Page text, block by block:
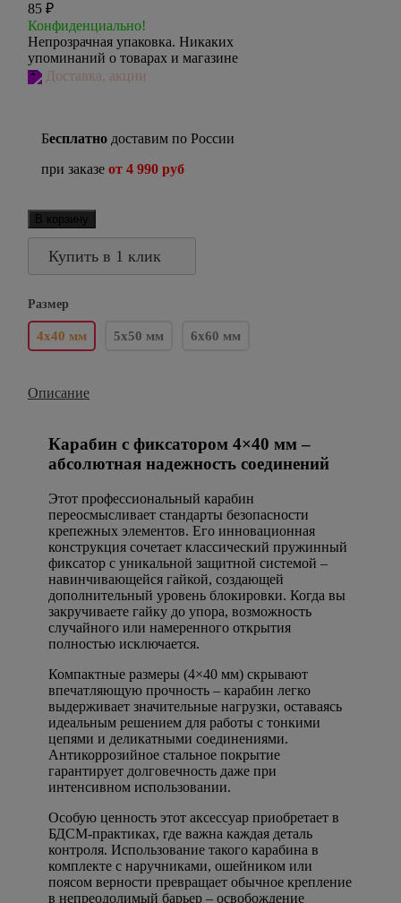
85 ₽
Конфиденциально!
Непрозрачная упаковка. Никаких
упоминаний о товарах и магазине
Доставка, акции
Бесплатно доставим по России
при заказе от 4 990 руб
В корзину
Купить в 1 клик
Размер
4х40 мм 5х50 мм 6х60 мм
Описание
Карабин с фиксатором 4×40 мм –
абсолютная надежность соединений
Этот профессиональный карабин
переосмысливает стандарты безопасности
крепежных элементов. Его инновационная
конструкция сочетает классический пружинный
фиксатор с уникальной защитной системой –
навинчивающейся гайкой, создающей
дополнительный уровень блокировки. Когда вы
закручиваете гайку до упора, возможность
случайного или намеренного открытия
полностью исключается.
Компактные размеры (4×40 мм) скрывают
впечатляющую прочность – карабин легко
выдерживает значительные нагрузки, оставаясь
идеальным решением для работы с тонкими
цепями и деликатными соединениями.
Антикоррозийное стальное покрытие
гарантирует долговечность даже при
интенсивном использовании.
Особую ценность этот аксессуар приобретает в
БДСМ-практиках, где важна каждая деталь
контроля. Использование такого карабина в
комплекте с наручниками, ошейником или
поясом верности превращает обычное крепление
в непреодолимый барьер – освобождение